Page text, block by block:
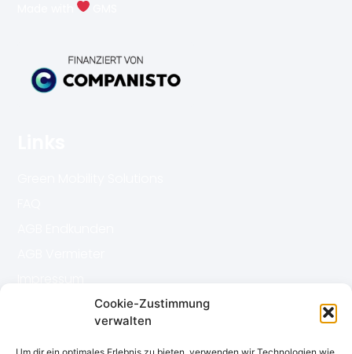
Cookie-Zustimmung
verwalten
Datenschutz
Made with